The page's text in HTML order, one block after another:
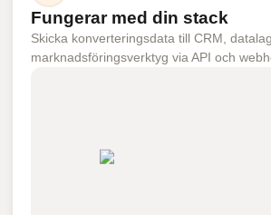
Fungerar med din stack
Skicka konverteringsdata till CRM,
marknadsföringsverktyg via API och